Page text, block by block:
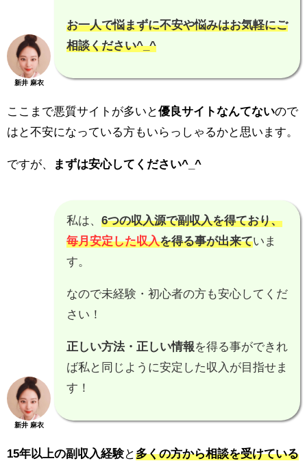
新井 麻衣
お一人で悩まずに不安や悩みはお気軽にご
相談ください^_^
ここまで悪質サイトが多いと優良サイトなんてないので
はと不安になっている方もいらっしゃるかと思います。
ですが、 まずは安心してください^_^
新井 麻衣
私は、 6つの収入源で副収入を得ており、
毎月安定した収入を得る事が出来ていま
す。
なので未経験・初心者の方も安心してくだ
さい！
正しい方法・正しい情報を得る事ができれ
ば私と同じように安定した収入が目指せま
す！
15年以上の副収入経験と多くの方から相談を受けている